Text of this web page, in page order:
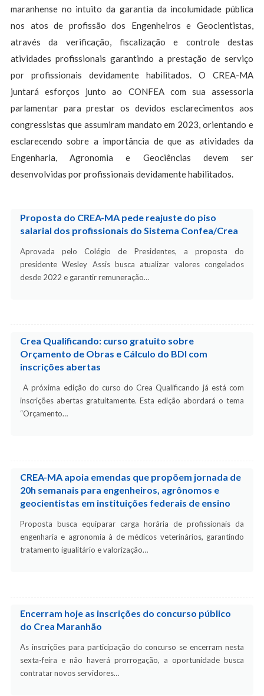
maranhense no intuito da garantia da incolumidade pública
nos atos de profissão dos Engenheiros e Geocientistas,
através da verificação, fiscalização e controle destas
atividades profissionais garantindo a prestação de serviço
por profissionais devidamente habilitados. O CREA-MA
juntará esforços junto ao CONFEA com sua assessoria
parlamentar para prestar os devidos esclarecimentos aos
congressistas que assumiram mandato em 2023, orientando e
esclarecendo sobre a importância de que as atividades da
Engenharia, Agronomia e Geociências devem ser
desenvolvidas por profissionais devidamente habilitados.
Proposta do CREA-MA pede reajuste do piso
salarial dos profissionais do Sistema Confea/Crea
Aprovada pelo Colégio de Presidentes, a proposta do
presidente Wesley Assis busca atualizar valores congelados
desde 2022 e garantir remuneração…
Crea Qualificando: curso gratuito sobre
Orçamento de Obras e Cálculo do BDI com
inscrições abertas
A próxima edição do curso do Crea Qualificando já está com
inscrições abertas gratuitamente. Esta edição abordará o tema
“Orçamento…
CREA-MA apoia emendas que propõem jornada de
20h semanais para engenheiros, agrônomos e
geocientistas em instituições federais de ensino
Proposta busca equiparar carga horária de profissionais da
engenharia e agronomia à de médicos veterinários, garantindo
tratamento igualitário e valorização…
Encerram hoje as inscrições do concurso público
do Crea Maranhão
As inscrições para participação do concurso se encerram nesta
sexta-feira e não haverá prorrogação, a oportunidade busca
contratar novos servidores…